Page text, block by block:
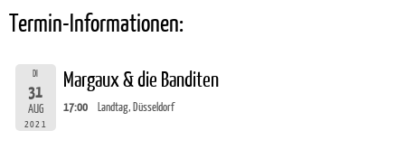
Termin-Informationen:
DI
31
AUG
2021
Margaux & die Banditen
17:00 Landtag, Düsseldorf